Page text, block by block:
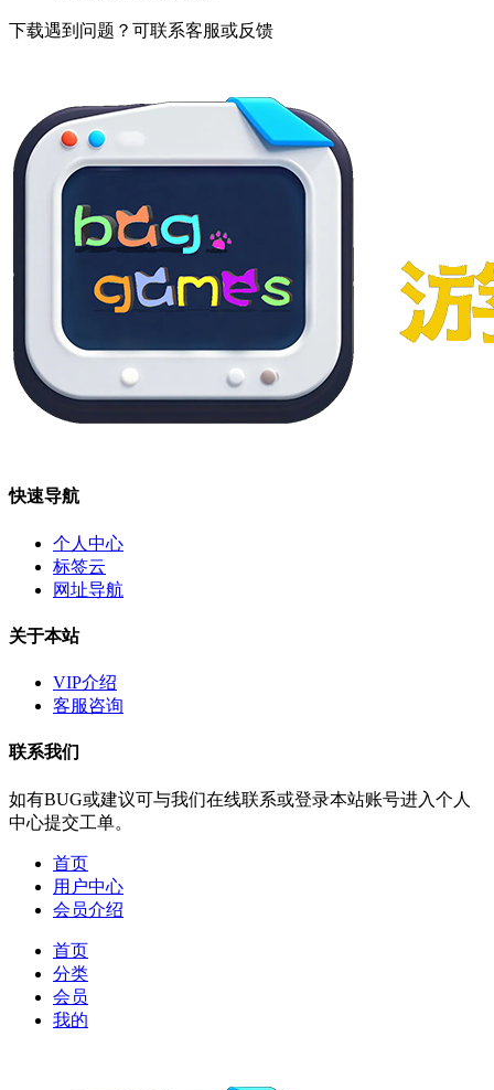
下载遇到问题？可联系客服或反馈
快速导航
个人中心
标签云
网址导航
关于本站
VIP介绍
客服咨询
联系我们
如有BUG或建议可与我们在线联系或登录本站账号进入个人
中心提交工单。
首页
用户中心
会员介绍
首页
分类
会员
我的